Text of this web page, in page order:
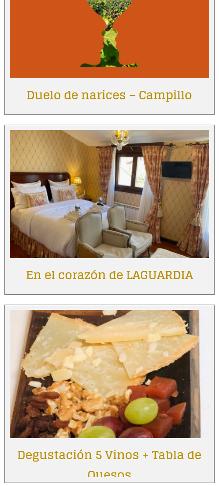
Duelo de narices – Campillo
En el corazón de LAGUARDIA
Degustación 5 Vinos + Tabla de
Quesos